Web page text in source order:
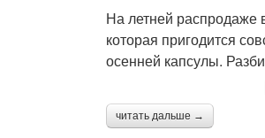
На летней распродаже
которая пригодится
осенней капсулы.
читать дальше →